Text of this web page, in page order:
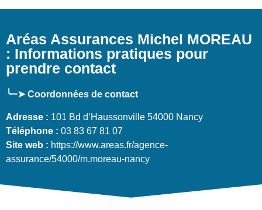
Aréas Assurances Michel MOREAU
: Informations pratiques pour
prendre contact
╰┈➤ Coordonnées de contact
Adresse : 101 Bd d’Haussonville 54000 Nancy
Téléphone : 03 83 67 81 07
Site web : https://www.areas.fr/agence-
assurance/54000/m.moreau-nancy